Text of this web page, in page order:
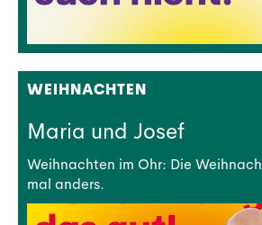
WEIHNACHTEN
Maria und Josef
Weihnachten im Ohr: Die
mal anders.